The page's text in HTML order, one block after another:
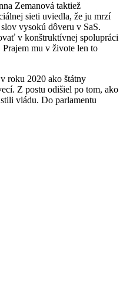
Zemanová taktiež
sieti uviedla, že ju mrzí
vysokú dôveru v SaS.
v konštruktívnej spolupráci
mu v živote len to
roku 2020 ako štátny
Z postu odišiel po tom, ako
vládu. Do parlamentu